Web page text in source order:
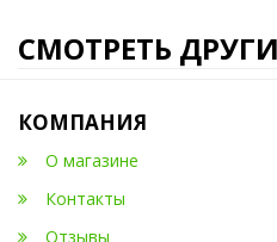
СМОТРЕТЬ
КОМПАНИЯ
О магазине
Контакты
Отзывы